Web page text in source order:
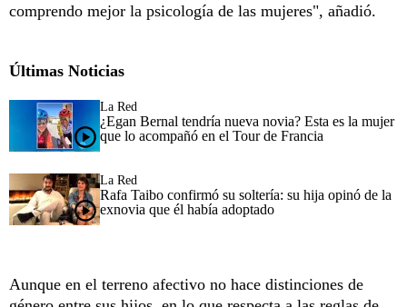
comprendo mejor la psicología de las mujeres", añadió.
Últimas Noticias
La Red
¿Egan Bernal tendría nueva novia? Esta es la mujer
que lo acompañó en el Tour de Francia
La Red
Rafa Taibo confirmó su soltería: su hija opinó de la
exnovia que él había adoptado
Aunque en el terreno afectivo no hace distinciones de